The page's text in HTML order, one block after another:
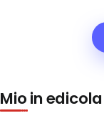
Mio in edicola